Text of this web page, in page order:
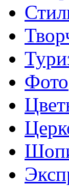
Фото